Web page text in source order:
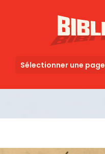
Sélectionner une page